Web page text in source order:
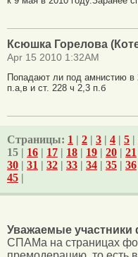
Ксюшка Горелова
Apr 15 2010 1:32AM
Попадают ли под амнистию в
п.а,в и ст. 228 ч 2,3 п.б
Страницы: 1 | 2 | 3 | 4 | 5 |
15 | 16 | 17 | 18 | 19 | 20 | 21
30 | 31 | 32 | 33 | 34 | 35 | 36
45 |
Уважаемые участники
СПАМа на страницах